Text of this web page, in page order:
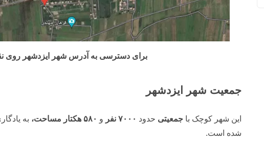
برای دسترسی به آدرس شهر ایزدشهر روی
جمعیت شهر ایزدشهر
این شهر کوچک با جمعیتی حدود ۷۰۰۰ نفر و ۵۸۰ هکتار مساحت،
به
شده است.